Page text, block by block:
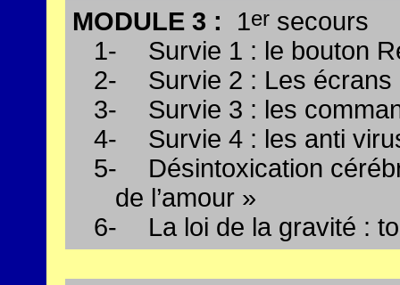
MODULE 3 : 1ersecours
1-
Survie 1 : le bouton
2-
Survie 2 : Les
3-
Survie 3 : les
4-
Survie 4 : les anti
5-
Désintoxication
de l’amour »
6-
La loi de la gravité :